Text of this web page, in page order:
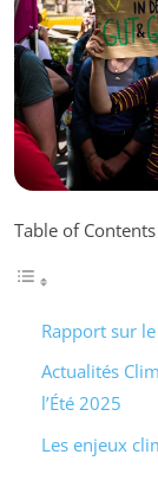
Table of Contents
Rapport sur
Actualités
l’Été 2025
Les enjeux